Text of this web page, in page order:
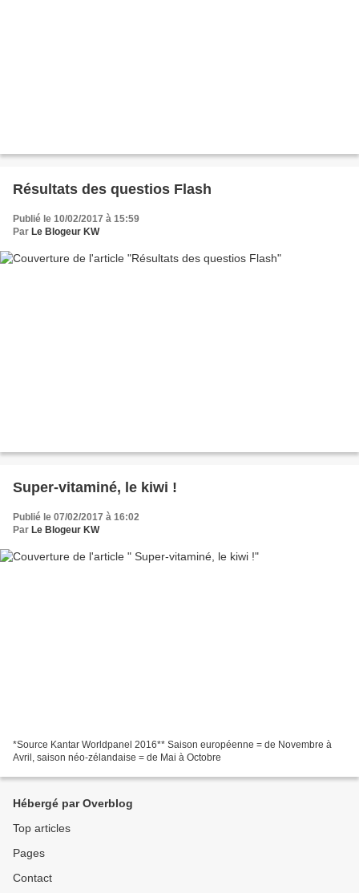
Résultats des questios Flash
Publié le 10/02/2017 à 15:59
Par Le Blogeur KW
Super-vitaminé, le kiwi !
Publié le 07/02/2017 à 16:02
Par Le Blogeur KW
*Source Kantar Worldpanel 2016** Saison européenne = de Novembre à
Avril, saison néo-zélandaise = de Mai à Octobre
Hébergé par Overblog
Top articles
Pages
Contact